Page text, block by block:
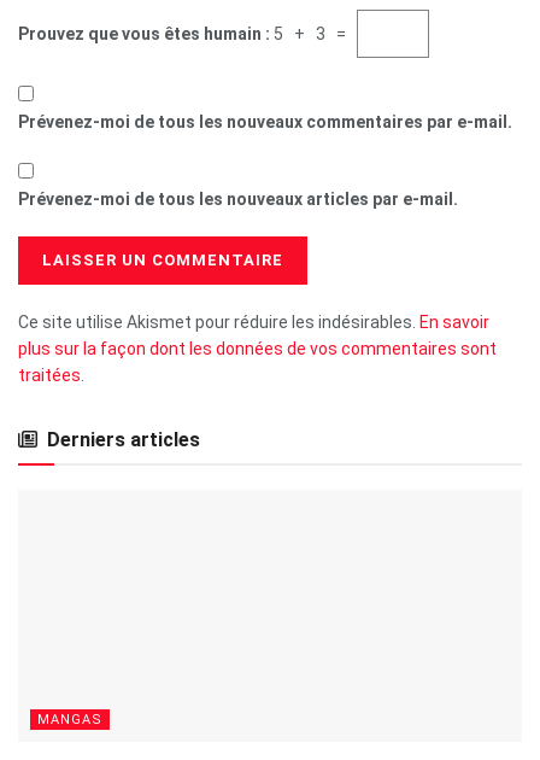
Prouvez que vous êtes humain : 5 + 3 =
Prévenez-moi de tous les nouveaux commentaires par e-mail.
Prévenez-moi de tous les nouveaux articles par e-mail.
Ce site utilise Akismet pour réduire les indésirables. En savoir
plus sur la façon dont les données de vos commentaires sont
traitées
Derniers articles
MANGAS